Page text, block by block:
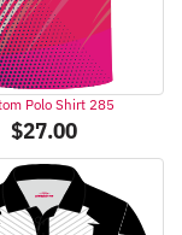
Polo Shirt 285
$27.00